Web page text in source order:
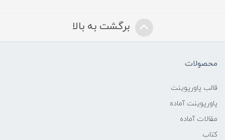
برگشت به بالا
محصولات
قالب پاورپوینت
پاورپوینت آماده
مقالات آماده
کتاب